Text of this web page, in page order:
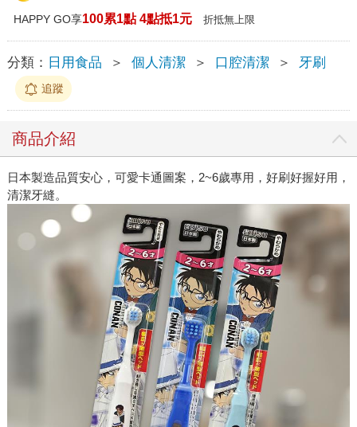
HAPPY GO享100累1點 4點抵1元 折抵無上限
分類： 日用食品 ＞ 個人清潔 ＞ 口腔清潔 ＞ 牙刷
追蹤
商品介紹
日本製造品質安心，可愛卡通圖案，2~6歲專用，好刷好握好用，
清潔牙縫。